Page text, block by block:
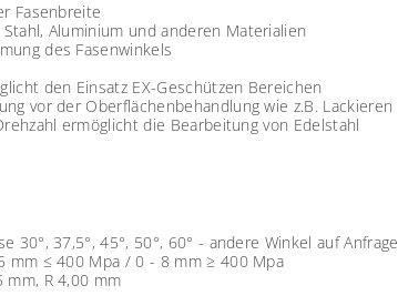
Fasenbreite
Aluminium und anderen Materialien
des Fasenwinkels
den Einsatz EX-Geschützen Bereichen
vor der Oberflächenbehandlung wie z.B. Lackieren
ermöglicht die Bearbeitung von Edelstahl
30°, 37,5°, 45°, 50°, 60° - andere Winkel auf Anfrage
mm ≤ 400 Mpa / 0 - 8 mm ≥ 400 Mpa
mm, R 4,00 mm